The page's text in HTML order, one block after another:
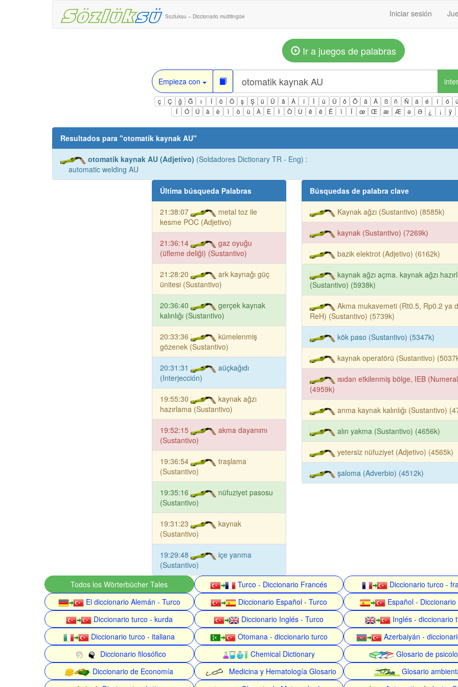
Sozluksu – Diccionario multilingüe Iniciar sesión
Ir a juegos de palabras
Empieza con
ç Ç ğ Ğ ı İ ö Ö ş Ş ü Ü â Â î Î û Û ô Ô ä Ä ß ñ Ñ á é í ó ú
Í
Ó Ú à è ì ò ù À È Ì Ò Ù ê ë Ë ï Ï œ Œ æ Æ ə Ə ¿ ¡ ÿ
Resultados para "otomatik kaynak AU"
otomatik kaynak AU (Adjetivo) (Soldadores Dictionary TR - Eng) :
automatic welding AU
Última búsqueda Palabras
21:38:07
metal toz ile
kesme POC (Adjetivo)
21:36:14
gaz oyuğu
(üfleme deliği) (Sustantivo)
21:28:20
ark kaynağı güç
ünitesi (Sustantivo)
20:36:40
gerçek kaynak
kalınlığı (Sustantivo)
20:33:36
kümelenmiş
gözenek (Sustantivo)
20:31:31
aüçkağıdı
(Interjección)
19:55:30
kaynak ağzı
hazırlama (Sustantivo)
19:52:15
akma dayanımı
(Sustantivo)
19:36:54
traşlama
(Sustantivo)
19:35:16
nüfuziyet pasosu
(Sustantivo)
19:31:23
kaynak
(Sustantivo)
19:29:48
içe yanma
(Sustantivo)
Búsquedas de palabra clave
Kaynak ağzı (Sustantivo) (8585k)
kaynak (Sustantivo) (7269k)
bazik elektrot (Adjetivo) (6162k)
kaynak ağzı açma. kaynak ağzı
(Sustantivo) (5938k)
Akma mukavemeti (Rt0.5, Rp0.2 ya
ReH) (Sustantivo) (5739k)
kök paso (Sustantivo) (5347k)
kaynak operatörü (Sustantivo)
ısıdan etkilenmiş bölge, IEB
(4959k)
anma kaynak kalınlığı (Sustantivo)
alın yakma (Sustantivo) (4656k)
yetersiz nüfuziyet (Adjetivo) (4565k)
şaloma (Adverbio) (4512k)
Todos los Wörterbücher Tales Turco - Diccionario Francés Diccionario turco -
El diccionario Alemán - Turco
Diccionario Español - Turco Español - Diccionario
Diccionario turco - kurda
Diccionario Inglés - Turco Inglés - diccionario
Diccionario turco - italiana
Otomana - diccionario turco Azerbaiyán -
Diccionario filosófico
Chemical Dictionary Glosario de
Diccionario de Economía
Medicina y Hematología Glosario Glosario